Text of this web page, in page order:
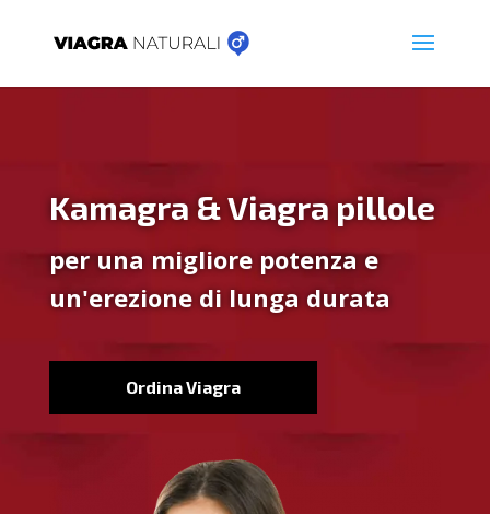
Kamagra & Viagra pillole
per una migliore potenza e
un'erezione di lunga durata
Ordina Viagra